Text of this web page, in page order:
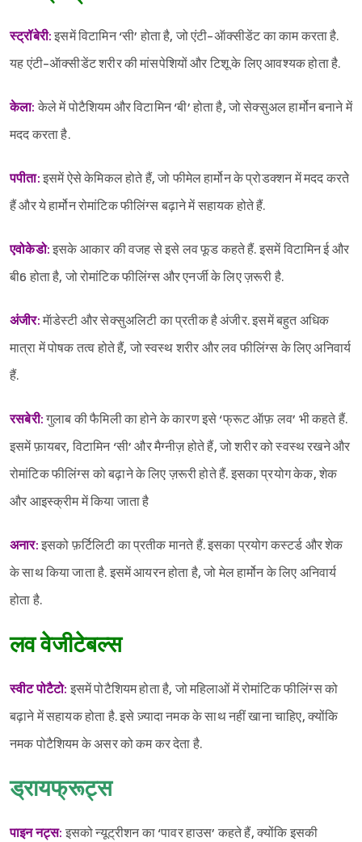
स्ट्रॉबेरी: इसमें विटामिन ‘सी’ होता है, जो एंटी-अ‍ॅाक्सीडेंट का काम करता है.
यह एंटी-अ‍ॅाक्सीडेंट शरीर की मांसपेशियों और टिशू के लिए आवश्यक होता है.
केला: केले में पोटैशियम और विटामिन ‘बी’ होता है, जो सेक्सुअल हार्मोन बनाने में
मदद करता है.
पपीता: इसमें ऐसे केमिकल होते हैं, जो फीमेल हार्मोन के प्रोडक्शन में मदद करतेे
हैं और ये हार्मोन रोमांटिक फीलिंग्स बढ़ाने में सहायक होते हैं.
एवोकेडो: इसके आकार की वजह से इसे लव फूड कहते हैं. इसमें विटामिन ई और
बी6 होता है, जो रोमांटिक फीलिंग्स और एनर्जी के लिए ज़रूरी है.
अंजीर: मॅाडेस्टी और सेक्सुअलिटी का प्रतीक है अंजीर. इसमें बहुत अधिक
मात्रा में पोषक तत्व होते हैं, जो स्वस्थ शरीर और लव फीलिंग्स के लिए अनिवार्य
हैं.
रसबेरी: गुलाब की फैमिली का होने के कारण इसे ‘फ्रूट अ‍ॅाफ़ लव’ भी कहते हैं.
इसमें फ़ायबर, विटामिन ‘सी’ और मैग्नीज़ होते हैं, जो शरीर को स्वस्थ रखने और
रोमांटिक फीलिंग्स को बढ़ाने के लिए ज़रूरी होते हैं. इसका प्रयोग केक, शेक
और आइस्क्रीम में किया जाता है
अनार: इसको फ़र्टिलिटी का प्रतीक मानते हैं. इसका प्रयोग कस्टर्ड और शेक
के साथ किया जाता है. इसमें आयरन होता है, जो मेल हार्मोन के लिए अनिवार्य
होता है.
लव वेजीटेबल्स
स्वीट पोटैटो: इसमें पोटैशियम होता है, जो महिलाओं में रोमांटिक फीलिंग्स को
बढ़ाने में सहायक होता है. इसे ज़्यादा नमक के साथ नहीं खाना चाहिए, क्योंकि
नमक पोटैशियम के असर को कम कर देता है.
ड्रायफ्रूट्स
पाइन नट्स: इसको न्यूट्रीशन का ‘पावर हाउस’ कहते हैं, क्योंकि इसकी